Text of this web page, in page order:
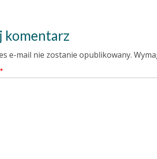
komentarz
e-mail nie zostanie opublikowany.
*